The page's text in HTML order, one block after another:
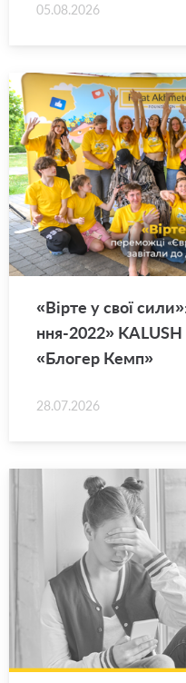
05.08.2026
«Вірте у свої
н­ня-2022» KALUSH
«Бло­гер Кемп»
28.07.2026